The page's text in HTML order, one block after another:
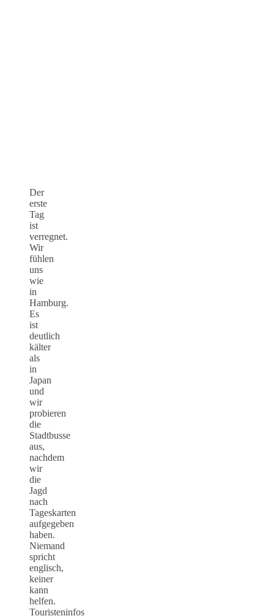
Der
erste
Tag
ist
verregnet.
Wir
fühlen
uns
wie
in
Hamburg.
Es
ist
deutlich
kälter
als
in
Japan
und
wir
probieren
die
Stadtbusse
aus,
nachdem
wir
die
Jagd
nach
Tageskarten
aufgegeben
haben.
Niemand
spricht
englisch,
keiner
kann
helfen.
Touristeninfos